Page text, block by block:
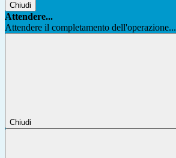
Chiudi
Attendere...
Attendere il completamento dell'operazione...
Chiudi